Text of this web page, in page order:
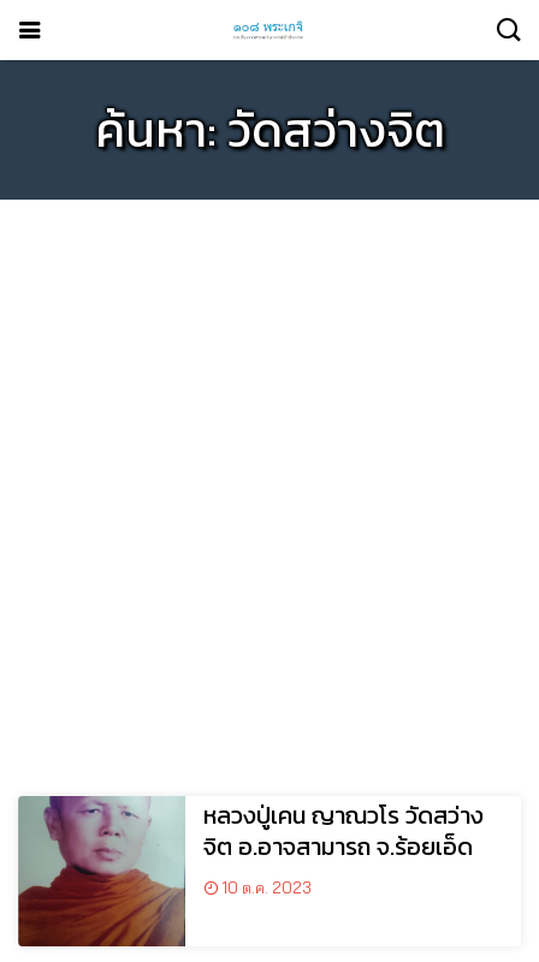
ค้นหา: วัดสว่างจิต
หลวงปู่เคน ญาณวโร วัดสว่าง
จิต อ.อาจสามารถ จ.ร้อยเอ็ด
10 ต.ค. 2023